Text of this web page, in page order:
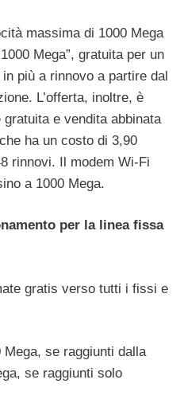
massima di 1000 Mega
Mega”, gratuita per un
più a rinnovo a partire dal
L’offerta, inoltre, è
e vendita abbinata
ha un costo di 3,90
rinnovi. Il modem Wi-Fi
a 1000 Mega.
per la linea fissa
gratis verso tutti i fissi e
Mega, se raggiunti dalla
se raggiunti solo